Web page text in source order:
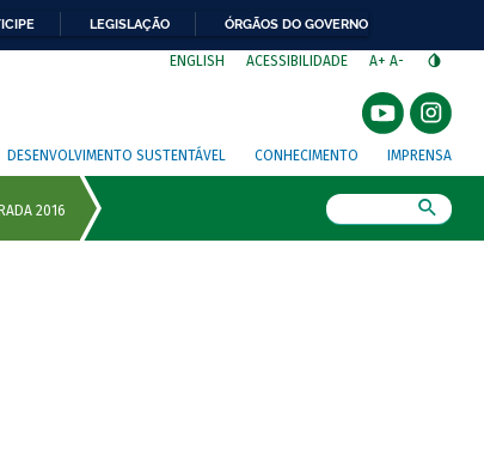
LEGISLAÇÃO ÓRGÃOS DO GOVERNO
ENGLISH ACESSIBILIDADE A+ A-
DESENVOLVIMENTO SUSTENTÁVEL CONHECIMENTO IMPRENSA